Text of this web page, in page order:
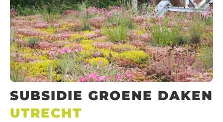
SUBSIDIE GROENE DAKEN
UTRECHT